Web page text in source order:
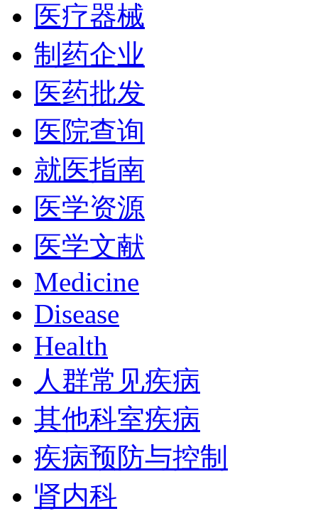
医疗器械
制药企业
医药批发
医院查询
就医指南
医学资源
医学文献
Medicine
Disease
Health
人群常见疾病
其他科室疾病
疾病预防与控制
肾内科